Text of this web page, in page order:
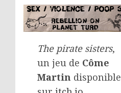
The pirate sisters,
un jeu de Côme
Martin disponible